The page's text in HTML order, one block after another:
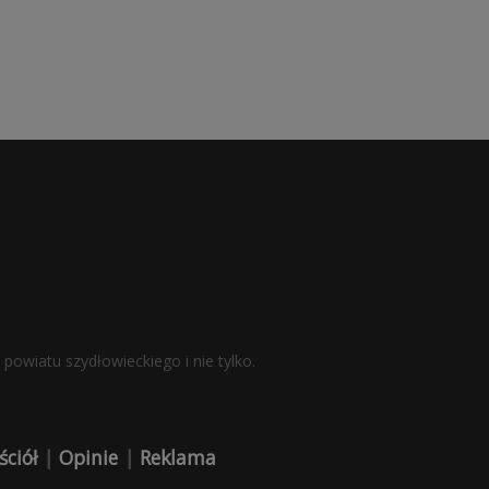
szydłowieckiego i nie tylko.
| Opinie | Reklama